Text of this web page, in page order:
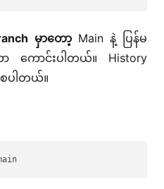
မှာတော့Main နဲ့ ပြန်မ
ကောင်းပါတယ်။ History
ပါတယ်။